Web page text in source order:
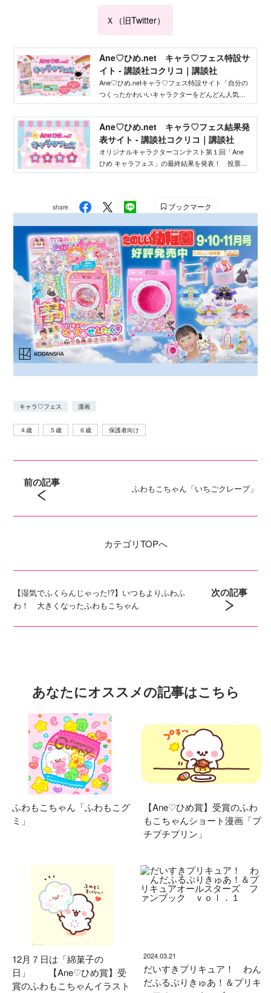
Ｘ（旧Twitter）
Ane♡ひめ.net キャラ♡フェス特設サ
イト - 講談社コクリコ｜講談社
Ane♡ひめ.netキャラ♡フェス特設サイト「自分の
つくったかわいいキャラクターをどんどん人気者
作りたいクリエイターを応援するイベントです！
Ane♡ひめ.net キャラ♡フェス結果発
表サイト - 講談社コクリコ｜講談社
オリジナルキャラクターコンテスト第１回「Ane
ひめ キャラフェス」の最終結果を発表！ 投票結
share ブックマーク
キャラ♡フェス 漫画
４歳 ５歳 ６歳 保護者向け
前の記事 ふわもこちゃん「いちごクレープ」
カテゴリTOPへ
【湿気でふくらんじゃった!?】いつもよりふわふ
わ！ 大きくなったふわもこちゃん
次の記事
あなたにオススメの記事はこちら
ふわもこちゃん「ふわもこグ
ミ」
【Ane♡ひめ賞】受賞のふわ
もこちゃんショート漫画「プ
チプチプリン」
12月７日は「綿菓子の
日」 【Ane♡ひめ賞】受
賞のふわもこちゃんイラスト
2024.03.21
だいすきプリキュア！ わん
だふるぷりきゅあ！＆プリキ